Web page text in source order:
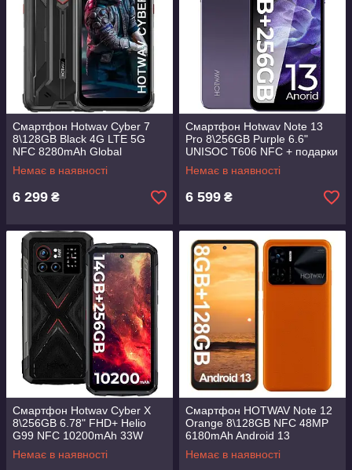
Смартфон Hotwav Cyber 7
8\128GB Black 4G LTE 5G
NFC 8280mAh Global
Немає в наявності
6 299 ₴
Смартфон Hotwav Note 13
Pro 8\256GB Purple 6.6"
UNISOC T606 NFC + подарки
Немає в наявності
6 599 ₴
Смартфон Hotwav Cyber X
8\256GB 6.78" FHD+ Helio
G99 NFC 10200mAh 33W
Fast Charge
Немає в наявності
Смартфон HOTWAV Note 12
Orange 8\128GB NFC 48MP
6180mAh Android 13
Немає в наявності